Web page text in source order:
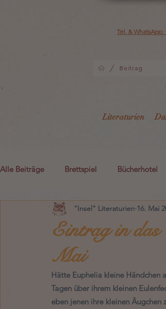
Tel. & WhatsApp:
/ Beitrag
Literaturien
Alle Beiträge Brettspiel Bücherhotel
Kreativität Gutshotel Lädchen
Eintrag in das
Mai
"Insel" Literaturien 16. Mai
Hätte Euphelia kleine Händchen
Tagen über ihrem kleinen
eben jenen ihre kleinen Äugchen